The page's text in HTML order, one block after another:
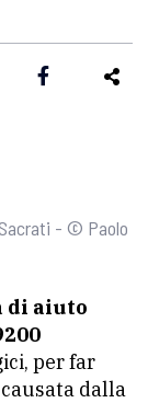
- © Paolo
di aiuto
per far
dalla